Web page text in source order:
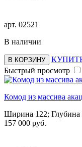
арт. 02521
В наличии
В КОРЗИНУ
Быстрый просмотр
Комод из массива
Ширина 122; Глубина
157 000 руб.